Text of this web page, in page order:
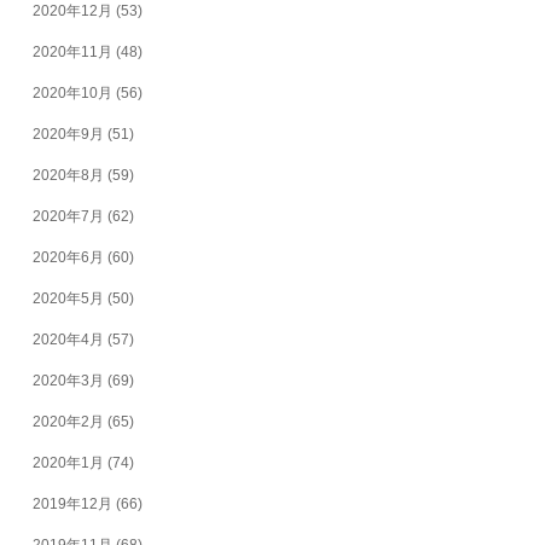
2020年12月 (53)
2020年11月 (48)
2020年10月 (56)
2020年9月 (51)
2020年8月 (59)
2020年7月 (62)
2020年6月 (60)
2020年5月 (50)
2020年4月 (57)
2020年3月 (69)
2020年2月 (65)
2020年1月 (74)
2019年12月 (66)